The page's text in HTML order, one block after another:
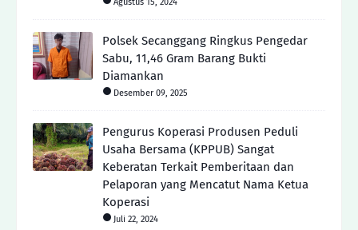
Polsek Secanggang Ringkus Pengedar
Sabu, 11,46 Gram Barang Bukti
Diamankan
Desember 09, 2025
Pengurus Koperasi Produsen Peduli
Usaha Bersama (KPPUB) Sangat
Keberatan Terkait Pemberitaan dan
Pelaporan yang Mencatut Nama Ketua
Koperasi
Juli 22, 2024